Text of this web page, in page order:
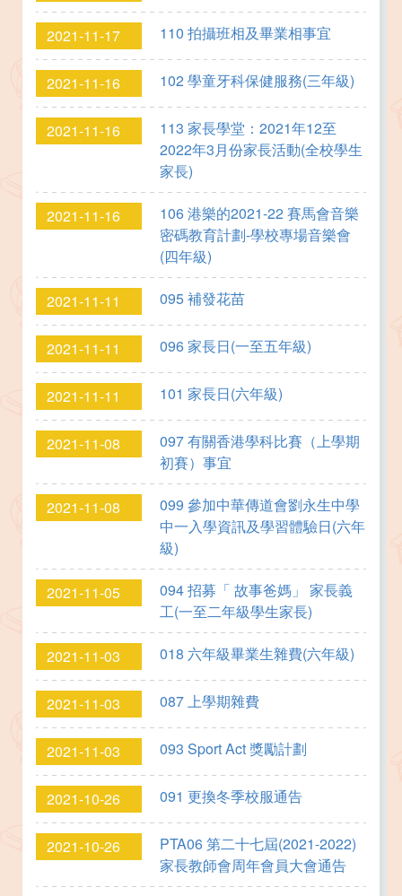
2021-11-17 110 拍攝班相及畢業相事宜
2021-11-16 102 學童牙科保健服務(三年級)
2021-11-16
113 家長學堂：2021年12至
2022年3月份家長活動(全校學生
家長)
2021-11-16
106 港樂的2021-22 賽馬會音樂
密碼教育計劃-學校專場音樂會
(四年級)
2021-11-11 095 補發花苗
2021-11-11 096 家長日(一至五年級)
2021-11-11 101 家長日(六年級)
2021-11-08
097 有關香港學科比賽（上學期
初賽）事宜
2021-11-08
099 參加中華傳道會劉永生中學
中一入學資訊及學習體驗日(六年
級)
2021-11-05
094 招募「 故事爸媽」 家長義
工(一至二年級學生家長)
2021-11-03 018 六年級畢業生雜費(六年級)
2021-11-03 087 上學期雜費
2021-11-03 093 Sport Act 獎勵計劃
2021-10-26 091 更換冬季校服通告
2021-10-26
PTA06 第二十七屆(2021-2022)
家長教師會周年會員大會通告